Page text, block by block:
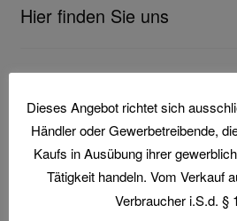
Kassen
Mein konto
Technische Artikel
Anschlagpuffer
Hier finden Sie uns
Arbtech
Roggensteiner Straße 132
82140 Olching
Kontakt
Tel.: +49 8142 4442-182
Dieses Angebot richtet sich
Händler oder Gewerbetreibende,
Kaufs in Ausübung ihrer
Tätigkeit handeln. Vom Verkauf
Verbraucher i.S.d. §